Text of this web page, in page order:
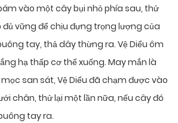
vào một cây bụi nhỏ phía sau, thử
vững để chịu đựng trọng lượng của
tay, thả dây thừng ra. Vệ Diểu ôm
hạ thấp cơ thể xuống. May mắn là
san sát, Vệ Diểu đã chạm được vào
chân, thử lại một lần nữa, nếu cây đó
tay ra.